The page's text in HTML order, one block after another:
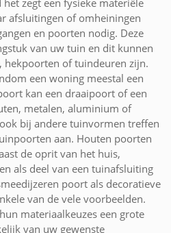
afsluitingen of omheiningen
en poorten nodig. Deze
van uw tuin en dit kunnen
of tuindeuren zijn.
een woning meestal een
kan een draaipoort of een
metalen, aluminium of
bij andere tuinvormen treffen
aan. Houten poorten
de oprit van het huis,
als deel van een tuinafsluiting
poort als decoratieve
van de vele voorbeelden.
materiaalkeuzes een grote
van uw gewenste